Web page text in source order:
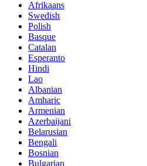
Afrikaans
Swedish
Polish
Basque
Catalan
Esperanto
Hindi
Lao
Albanian
Amharic
Armenian
Azerbaijani
Belarusian
Bengali
Bosnian
Bulgarian